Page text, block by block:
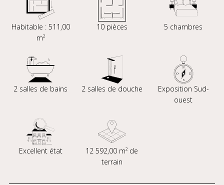
Habitable : 511,00
m²
10 pièces 5 chambres
2 salles de bains 2 salles de douche
Exposition Sud-
ouest
Excellent état
12 592,00 m² de
terrain